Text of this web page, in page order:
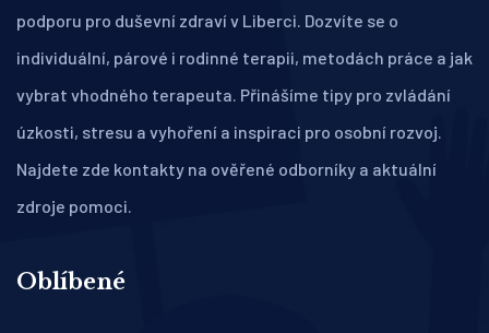
podporu pro duševní zdraví v Liberci. Dozvíte se o
individuální, párové i rodinné terapii, metodách práce a jak
vybrat vhodného terapeuta. Přinášíme tipy pro zvládání
úzkosti, stresu a vyhoření a inspiraci pro osobní rozvoj.
Najdete zde kontakty na ověřené odborníky a aktuální
zdroje pomoci.
Oblíbené